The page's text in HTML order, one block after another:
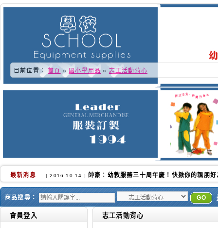
目前位置： 首頁 » 國小學用品 » 志工活動背心
最新消息 [ 2016-10-02 ] 又快到了學校換季的時侯.更感謝各位好朋友
商品搜尋： GO
會員登入 志工活動背心